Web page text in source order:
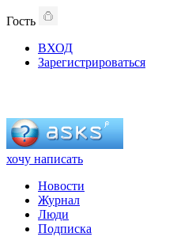
Гость
ВХОД
Зарегистрироваться
хочу написать
Новости
Журнал
Люди
Подписка